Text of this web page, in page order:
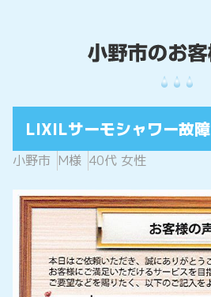
LIXILサーモシャワー故障
小野市 M様 40代 女性